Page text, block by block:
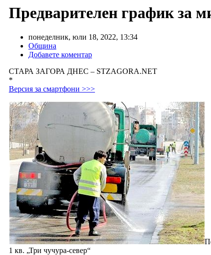
Предварителен график за
понеделник, юли 18, 2022, 13:34
Община
Добавете коментар
СТАРА ЗАГОРА ДНЕС – STZAGORA.NET
*
Версия за смартфони >>>
1 кв. „Три чучура-север“